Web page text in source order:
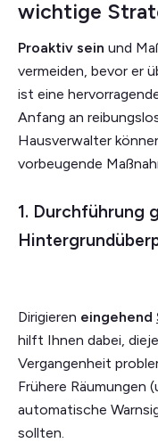
wichtige
Proaktiv sein und
vermeiden, bevor er
ist eine
Anfang an
Hausverwalter
vorbeugende
1. Durchführung
Dirigieren eingehend
hilft Ihnen dabei,
Vergangenheit
Frühere Räumungen
automatische
sollten.